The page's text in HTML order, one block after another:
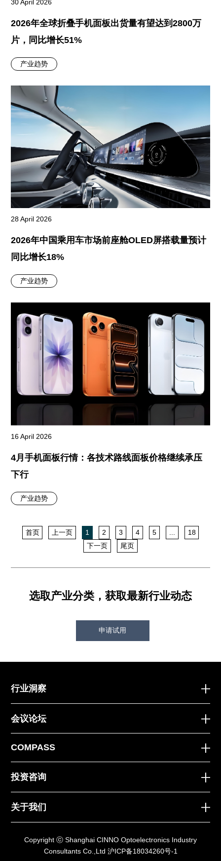
30 April 2026
2026年全球折叠手机面板出货量有望达到2800万
片，同比增长51%
产业趋势
28 April 2026
2026年中国乘用车市场前座舱OLED屏搭载量预计
同比增长18%
产业趋势
16 April 2026
4月手机面板行情：各技术路线面板价格继续承压
下行
产业趋势
首页 上一页 1 2 3 4 5
18
下一页
尾页
选取产业分类，获取最新行业动态
申请试用
行业洞察
会议论坛
COMPASS
投资咨询
关于我们
Copyright ⓒ Shanghai CINNO Optoelectronics Industry
Consultants Co.,Ltd 沪ICP备18034260号-1